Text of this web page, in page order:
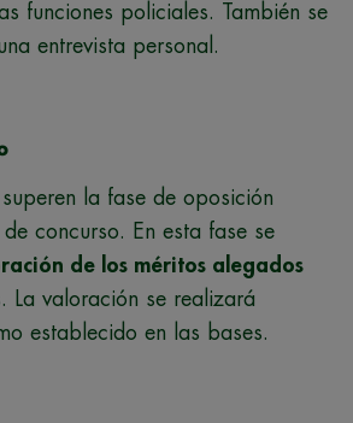
funciones policiales. También se
entrevista personal.
la fase de oposición
concurso. En esta fase se
de los méritos alegados
La valoración se realizará
establecido en las bases.